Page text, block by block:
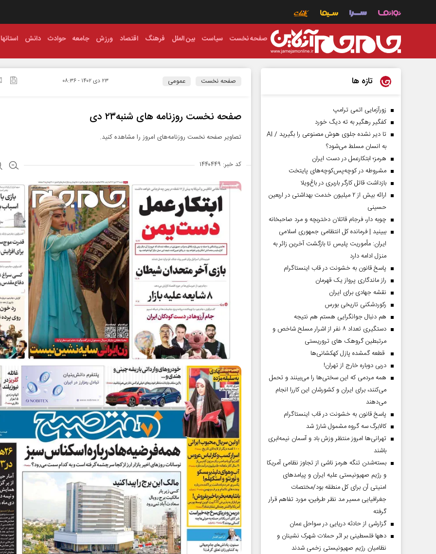
صفحه نخست سیاست بین الملل فرهنگ اقتصاد ورزش جامعه حوادث دانش استانها
صفحه نخست عمومی ۲۳ دی ۱۴۰۲ - ۰۸:۳۶
صفحه نخست روزنامه ها‌ی شنبه‌۲۳ دی
تصاویر صفحه نخست روزنامه‌های امروز را مشاهده کنید.
کد خبر: ۱۴۴۰۴۴۹
تازه ها
زورآزمایی اتمی ترامپ
کفگیر رهگیر به ته دیگ خورد
تا دیر نشده جلوی هوش مصنوعی را بگیرید / AI
به انسان مسلط می‌شود؟
هرمز؛ ابتکارعمل در دست ایران
مشروطه در کوچه‌پس‌کوچه‌های پایتخت
بازداشت قاتل کارگر باربری در باغ‌ویلا
ارائه بیش از ۲ میلیون خدمت بهداشتی در اربعین
حسینی
چوبه دار، فرجام قاتلان دختربچه و مرد صاحبخانه
ببینید | فرمانده کل انتظامی جمهوری اسلامی
ایران­: مأموریت پلیس تا بازگشت آخرین زائر به
منزل ادامه دارد
پاسخ قانون به خشونت در قاب اینستاگرام
راز ماندگاری پرواز یک قهرمان
نقشه جهادی برای ایران
رکوردشکنی تاریخی بورس
هم دنبال جوانگرایی هستم هم نتیجه
دستگیری تعداد ۸ نفر از اشرار مسلح شاخص و
مرتبطین گروهک های تروریستی
قطعه گمشده پازل کهکشانی‌ها
دربی دوباره خارج از تهران!
همه مردمی که این سختی‌ها را می‌بینند و تحمل
می‌کنند، برای ایران و کشورشان این کاررا انجام
می‌دهند
پاسخ قانون به خشونت در قاب اینستاگرام
کالابرگ سه گروه مشمول شارژ شد
تهرانی‌ها امروز منتظر وزش باد و آسمان نیمه‌ابری
باشند
بسته‌شدن تنگه هرمز ناشی از تجاوز نظامی آمریکا
و رژیم صهیونیستی علیه ایران و پیامد‌های
امنیتی آن برای کل منطقه بود/مختصات
جغرافیایی مسیر مد نظر طرفین، مورد تفاهم قرار
گرفته
گزارشی از حادثه دریایی در سواحل عمان
دهها فلسطینی بر اثر حملات شهرک نشینان و
نظامیان رژیم صهیونیستی زخمی شدند